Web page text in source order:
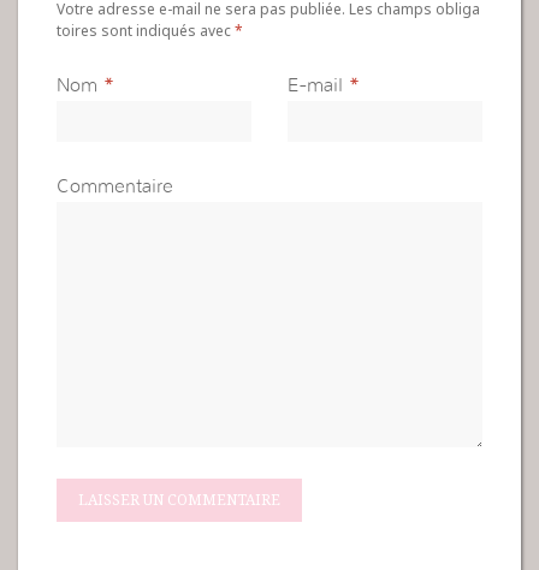
Votre adresse e-mail ne sera pas publiée. Les champs obliga
toires sont indiqués avec*
Nom * E-mail *
Commentaire